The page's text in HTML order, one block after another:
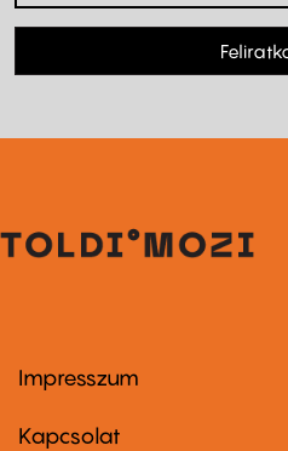
Footer
first
Impresszum
Kapcsolat